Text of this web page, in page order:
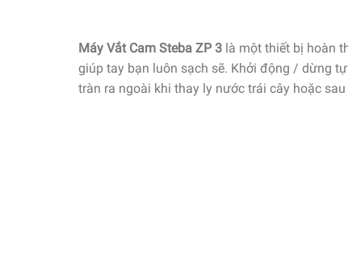
Máy Vắt Cam Steba ZP 3 là một thiết bị hoàn
giúp tay bạn luôn sạch sẽ. Khởi động / dừng
tràn ra ngoài khi thay ly nước trái cây hoặc